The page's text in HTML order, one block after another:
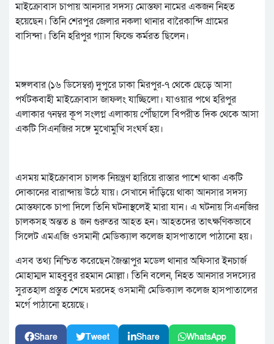
মাইক্রোবাস চাপায় আনসার সদস্য মোস্তফা নামের একজন নিহত
হয়েছেন। তিনি শেরপুর জেলার নকলা থানার বারৈকান্দি গ্রামের
বাসিন্দা। তিনি হরিপুর গ্যাস ফিল্ডে কর্মরত ছিলেন।
মঙ্গলবার (১৬ ডিসেম্বর) দুপুরে ঢাকা মিরপুর-৭ থেকে ছেড়ে আসা
পর্যটকবাহী মাইক্রোবাস জাফলং যাচ্ছিলো। যাওয়ার পথে হরিপুর
এলাকার ৭নম্বর কূপ সংলগ্ন এলাকায় পৌঁছালে বিপরীত দিক থেকে আসা
একটি সিএনজির সঙ্গে মুখোমুখি সংঘর্ষ হয়।
এসময় মাইক্রোবাস চালক নিয়ন্ত্রণ হারিয়ে রাস্তার পাশে থাকা একটি
দোকানের বারান্দায় উঠে যায়। সেখানে দাঁড়িয়ে থাকা আনসার সদস্য
মোস্তফাকে চাপা দিলে তিনি ঘটনাস্থলেই মারা যান। এ ঘটনায় সিএনজির
চালকসহ অন্তত ৪ জন গুরুতর আহত হন। আহতদের তাৎক্ষণিকভাবে
সিলেট এমএজি ওসমানী মেডিক্যাল কলেজ হাসপাতালে পাঠানো হয়।
এসব তথ্য নিশ্চিত করেছেন জৈন্তাপুর মডেল থানার অফিসার ইনচার্জ
মোহাম্মদ মাহবুবুর রহমান মোল্লা। তিনি বলেন, নিহত আনসার সদস্যের
সুরতহাল প্রস্তুত শেষে মরদেহ ওসমানী মেডিক্যাল কলেজ হাসপাতালের
মর্গে পাঠানো হয়েছে।
Share Tweet Share WhatsApp